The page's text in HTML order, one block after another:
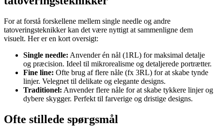
For at forstå forskellene mellem single needle og andre
tatoveringsteknikker kan det være nyttigt at sammenligne dem
visuelt. Her er en kort oversigt:
Single needle: Anvender én nål (1RL) for maksimal detalje
og præcision. Ideel til mikrorealisme og detaljerede portrætter.
Fine line: Ofte brug af flere nåle (fx 3RL) for at skabe tynde
linjer. Velegnet til delikate og elegante designs.
Traditionel: Anvender flere nåle for at skabe tykkere linjer og
dybere skygger. Perfekt til farverige og dristige designs.
Ofte stillede spørgsmål